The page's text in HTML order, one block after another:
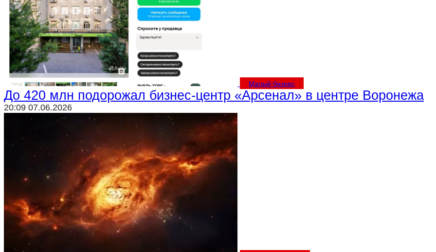
Малый бизнес
До 420 млн подорожал бизнес-центр «Арсенал» в центре Воронежа
20:09 07.06.2026